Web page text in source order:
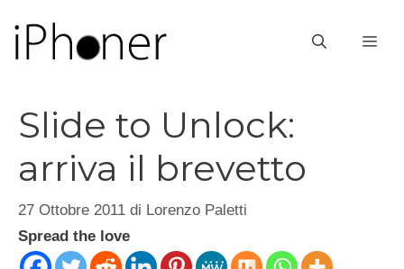
contenuto
Slide to Unlock:
arriva il brevetto
27 Ottobre 2011 di Lorenzo Paletti
Spread the love